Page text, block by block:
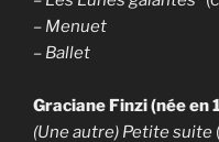
– Menuet
– Ballet
Graciane Finzi (née en
(Une autre) Petite suite